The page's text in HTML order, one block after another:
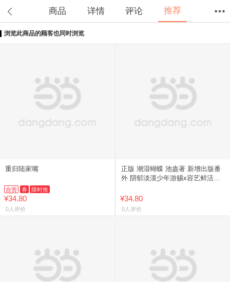
商品 详情 评论 推荐
浏览此商品的顾客也同时浏览
重归陆家嘴
自营 券 限时抢
¥34.80
0人评价
正版 潮湿蝴蝶 池盎著 新增出版番
外 阴郁淡漠少年游赐x容艺鲜活明
文言情小说实体书籍
¥34.80
0人评价